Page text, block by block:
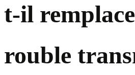
t-il
rouble